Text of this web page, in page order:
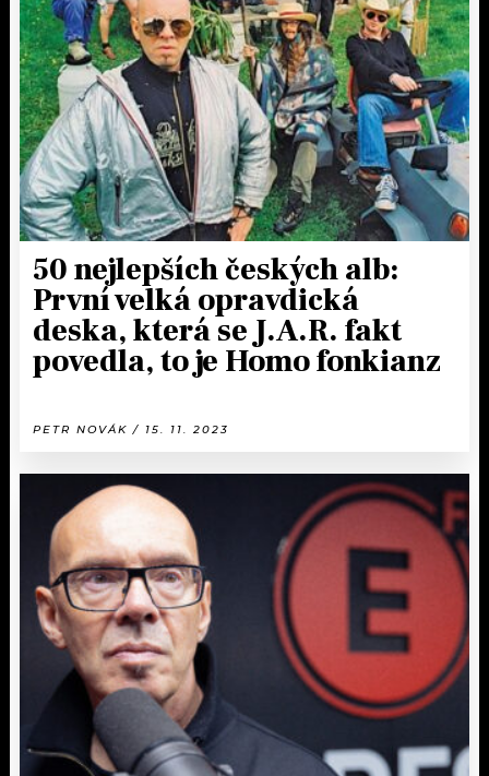
50 nejlepších českých alb:
První velká opravdická
deska, která se J.A.R. fakt
povedla, to je Homo fonkianz
PETR NOVÁK / 15. 11. 2023